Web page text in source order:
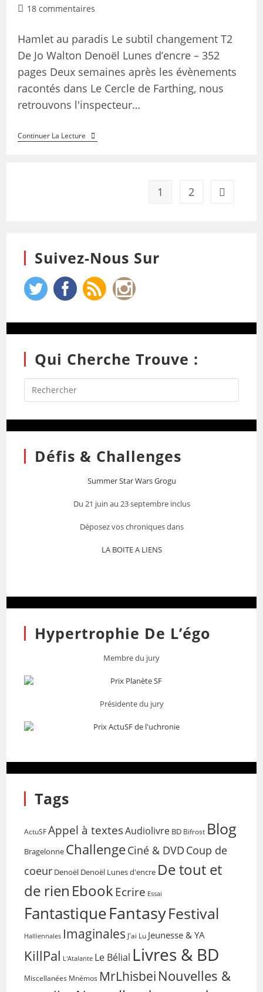
18 commentaires
Hamlet au paradis Le subtil changement T2
De Jo Walton Denoël Lunes d’encre – 352
pages Deux semaines après les évènements
racontés dans Le Cercle de Farthing, nous
retrouvons l'inspecteur…
Continuer La Lecture
1 2
Suivez-Nous Sur
Qui Cherche Trouve :
Défis & Challenges
Summer Star Wars Grogu
Du 21 juin au 23 septembre inclus
Déposez vos chroniques dans
LA BOITE A LIENS
Hypertrophie De L’égo
Membre du jury
Présidente du jury
Tags
ActuSF Appel à textesAudiolivre BD Bifrost Blog
Bragelonne ChallengeCiné & DVD Coup de
coeur Denoël Denoël Lunes d'encre De tout et
de rien EbookEcrire Essai
FantastiqueFantasyFestival
Halliennales Imaginales J'ai Lu Jeunesse & YA
KillPal L'Atalante Le Bélial Livres & BD
Miscellanées Mnémos MrLhisbei Nouvelles &